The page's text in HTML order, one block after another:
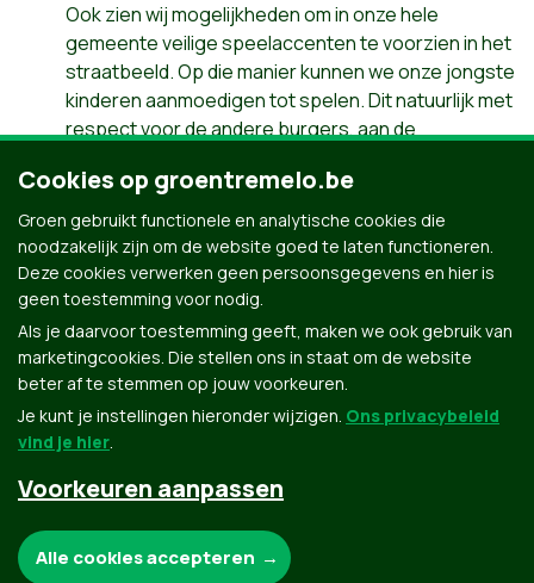
Ook zien wij mogelijkheden om in onze hele
gemeente veilige speelaccenten te voorzien in het
straatbeeld. Op die manier kunnen we onze jongste
kinderen aanmoedigen tot spelen. Dit natuurlijk met
respect voor de andere burgers, aan de
worden toegeroepen.Speelkreten horen daarbij,
en respect voor anderen. Eigendom vernielen
wordt niet toegestaan
Groen.be
Cookies op groentremelo.be
Groen gebruikt functionele en analytische cookies die
noodzakelijk zijn om de website goed te laten functioneren.
Deze cookies verwerken geen persoonsgegevens en hier is
geen toestemming voor nodig.
Als je daarvoor toestemming geeft, maken we ook gebruik van
marketingcookies. Die stellen ons in staat om de website
beter af te stemmen op jouw voorkeuren.
Je kunt je instellingen hieronder wijzigen. Ons privacybeleid
vind je hier.
Voorkeuren aanpassen
Alle cookies accepteren